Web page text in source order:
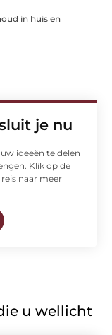
in huis en
je nu
ideeën te delen
Klik op de
naar meer
u wellicht